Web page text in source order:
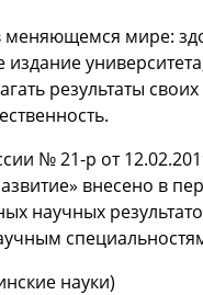
мире:
результаты
№ 21-р от
внесено в
научных
науки)